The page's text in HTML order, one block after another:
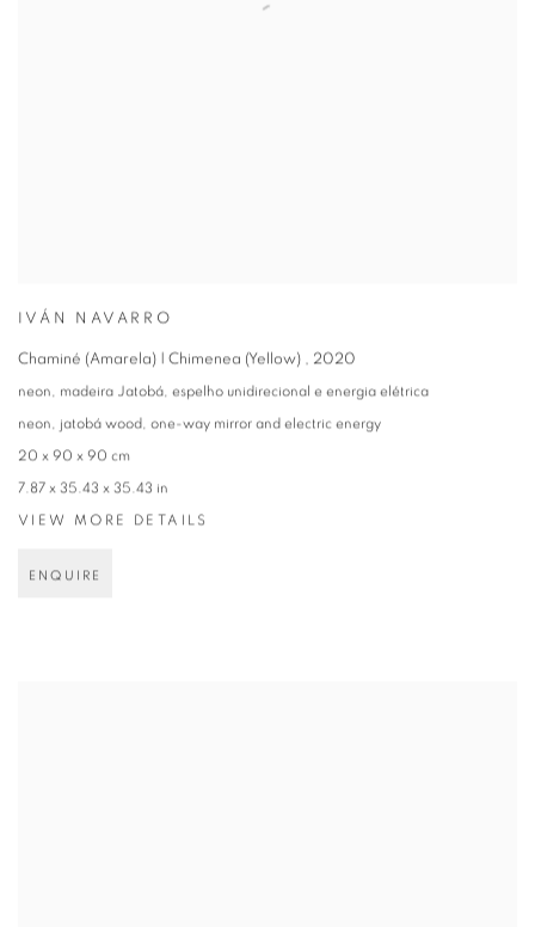
IVÁN NAVARRO
Chaminé (Amarela) | Chimenea (Yellow) , 2020
neon, madeira Jatobá, espelho unidirecional e energia elétrica
neon, jatobá wood, one-way mirror and electric energy
20 x 90 x 90 cm
7.87 x 35.43 x 35.43 in
VIEW MORE DETAILS
ENQUIRE